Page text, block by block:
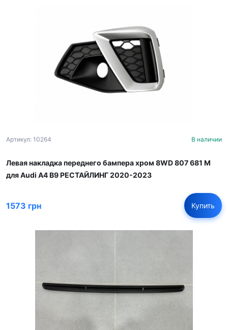
Артикул: 10264 В наличии
Левая накладка переднего бампера хром 8WD 807 681 M
для Audi A4 B9 РЕСТАЙЛИНГ 2020-2023
1573 грн Купить